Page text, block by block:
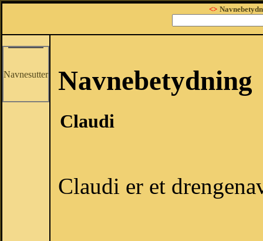
<>
Navnesutter Navnebetydning
Claudi
Claudi er et